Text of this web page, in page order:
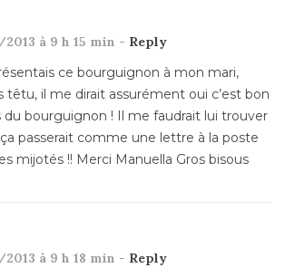
à 9 h 15 min - Reply
ce bourguignon à mon mari,
il me dirait assurément oui c’est bon
du bourguignon ! Il me faudrait lui trouver
passerait comme une lettre à la poste
mijotés !! Merci Manuella Gros bisous
à 9 h 18 min - Reply